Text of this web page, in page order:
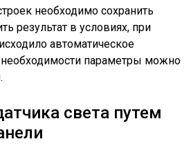
необходимо сохранить
результат в условиях, при
автоматическое
параметры можно
света путем